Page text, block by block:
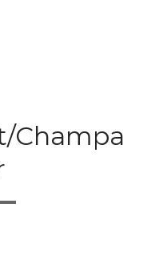
Champa